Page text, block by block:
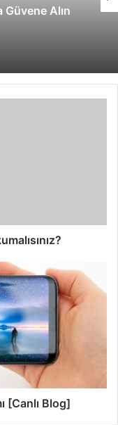
Güvene Alın
[Canlı Blog]